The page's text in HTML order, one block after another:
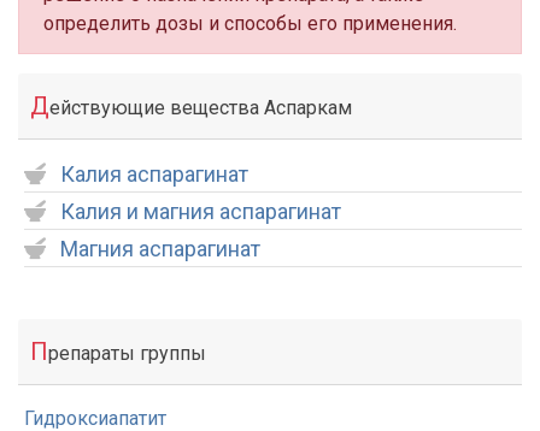
определить дозы и способы его применения.
Действующие вещества Аспаркам
Калия аспарагинат
Калия и магния аспарагинат
Магния аспарагинат
Препараты группы
Гидроксиапатит